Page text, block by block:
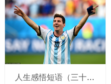
人生感悟短语（三十八）